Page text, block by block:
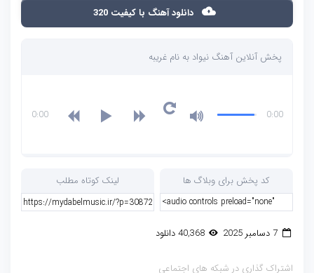
دانلود آهنگ با کیفیت 320
پخش آنلاین آهنگ نیواد به نام غریبه
0:00
0:00
کد پخش برای وبلاگ ها لینک کوتاه مطلب
7 دسامبر 2025 40,368 دانلود
اشتراک گذاری در شبکه های اجتماعی